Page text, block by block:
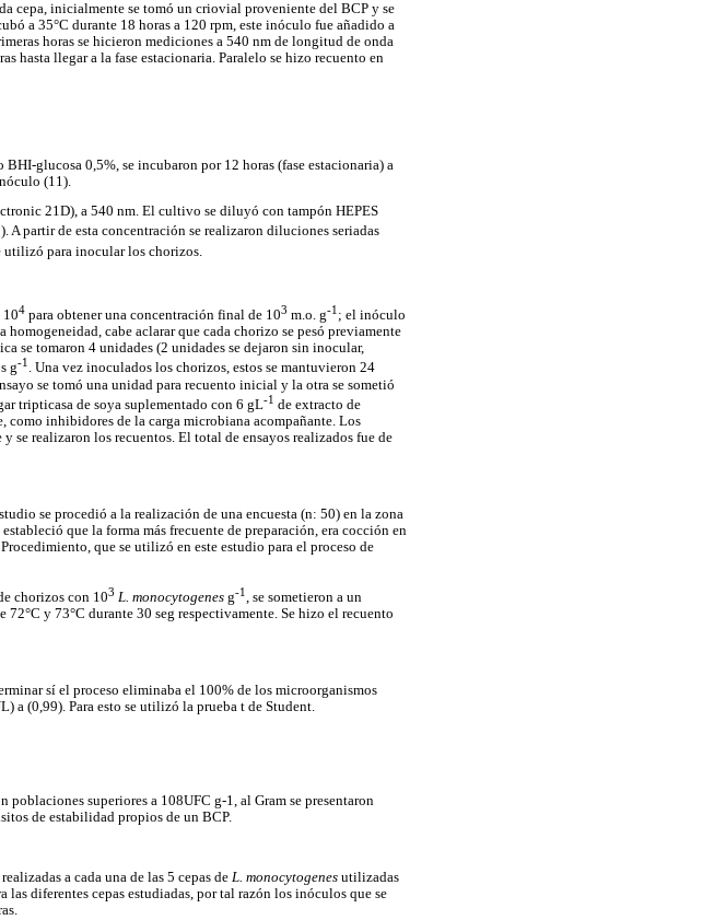
cepa, inicialmente se tomó un criovial proveniente del BCP y se
a 35°C durante 18 horas a 120 rpm, este inóculo fue añadido a
horas se hicieron mediciones a 540 nm de longitud de onda
hasta llegar a la fase estacionaria. Paralelo se hizo recuento en
glucosa 0,5%, se incubaron por 12 horas (fase estacionaria) a
(11).
21D), a 540 nm. El cultivo se diluyó con tampón HEPES
A partir de esta concentración se realizaron diluciones seriadas
utilizó para inocular los chorizos.
104 para obtener una concentración final de 103 m.o. g-1 ; el inóculo
cabe aclarar que cada chorizo se pesó previamente
se tomaron 4 unidades (2 unidades se dejaron sin inocular,
g-1. Una vez inoculados los chorizos, estos se mantuvieron 24
se tomó una unidad para recuento inicial y la otra se sometió
tripticasa de soya suplementado con 6 gL-1 de extracto de
inhibidores de la carga microbiana acompañante. Los
se realizaron los recuentos. El total de ensayos realizados fue de
se procedió a la realización de una encuesta (n: 50) en la zona
que la forma más frecuente de preparación, era cocción en
que se utilizó en este estudio para el proceso de
chorizos con 103 L. monocytogenes g-1
, se sometieron a un
y 73°C durante 30 seg respectivamente. Se hizo el recuento
sí el proceso eliminaba el 100% de los microorganismos
a (0,99). Para esto se utilizó la prueba t de Student.
superiores a 108UFC g-1, al Gram se presentaron
de estabilidad propios de un BCP.
a cada una de las 5 cepas de L. monocytogenes utilizadas
diferentes cepas estudiadas, por tal razón los inóculos que se